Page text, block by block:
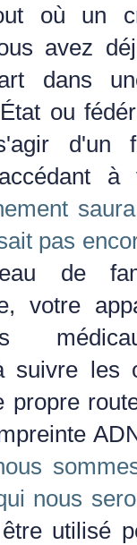
où un
avez
dans
ou
d'un
à
pas
de
votre
suivre les
propre
nous
utilisé